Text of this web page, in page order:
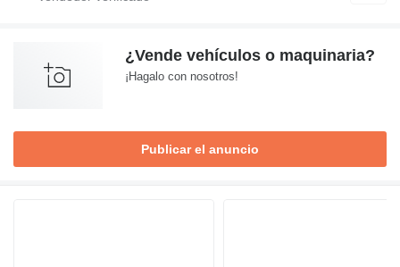
¿Vende vehículos o maquinaria?
¡Hagalo con nosotros!
Publicar el anuncio